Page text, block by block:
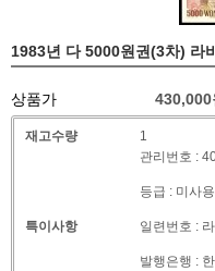
1983년 다 5000원권(3차) 라
상품가 430,000
재고수량 1
특이사항
관리번호 :
등급 : 미사용
일련번호 :
발행은행 :